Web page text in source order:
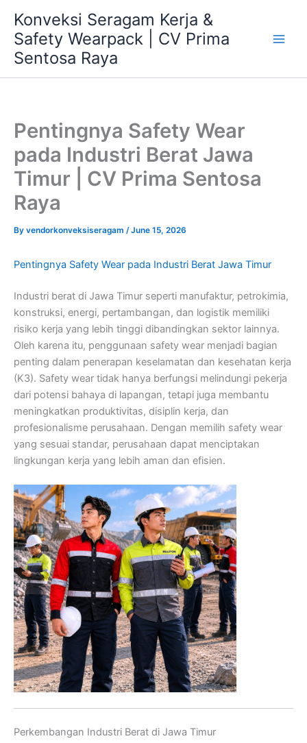
content
Konveksi Seragam Kerja &
Safety Wearpack | CV Prima
Sentosa Raya
Pentingnya Safety Wear
pada Industri Berat Jawa
Timur | CV Prima Sentosa
Raya
By vendorkonveksiseragam /June 15, 2026
Pentingnya Safety Wear pada Industri Berat Jawa Timur
Industri berat di Jawa Timur seperti manufaktur, petrokimia,
konstruksi, energi, pertambangan, dan logistik memiliki
risiko kerja yang lebih tinggi dibandingkan sektor lainnya.
Oleh karena itu, penggunaan safety wear menjadi bagian
penting dalam penerapan keselamatan dan kesehatan kerja
(K3). Safety wear tidak hanya berfungsi melindungi pekerja
dari potensi bahaya di lapangan, tetapi juga membantu
meningkatkan produktivitas, disiplin kerja, dan
profesionalisme perusahaan. Dengan memilih safety wear
yang sesuai standar, perusahaan dapat menciptakan
lingkungan kerja yang lebih aman dan efisien.
Perkembangan Industri Berat di Jawa Timur